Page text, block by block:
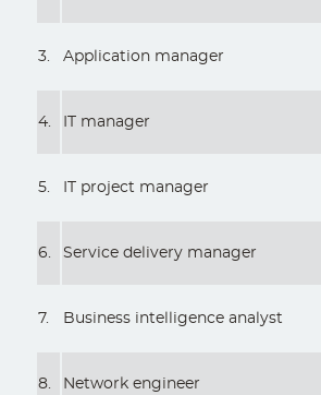
3. Application manager
4. IT manager
5. IT project manager
6. Service delivery manager
7. Business intelligence analyst
8. Network engineer